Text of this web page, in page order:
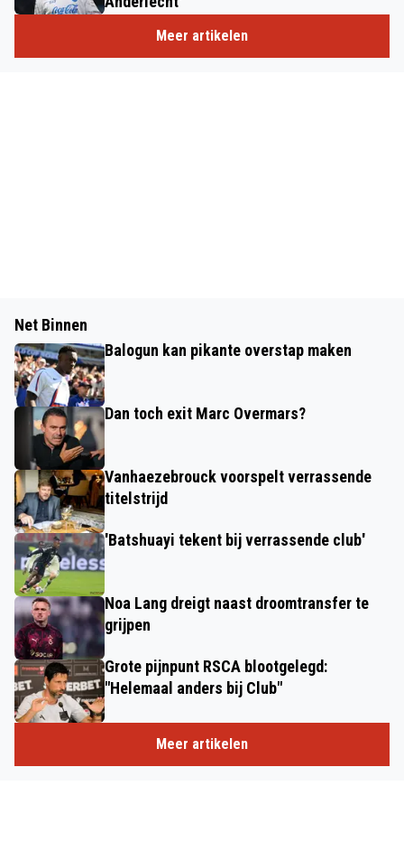
Meer artikelen
Net Binnen
Balogun kan pikante overstap maken
Dan toch exit Marc Overmars?
Vanhaezebrouck voorspelt verrassende
titelstrijd
'Batshuayi tekent bij verrassende club'
Noa Lang dreigt naast droomtransfer te
grijpen
Grote pijnpunt RSCA blootgelegd:
"Helemaal anders bij Club"
Meer artikelen